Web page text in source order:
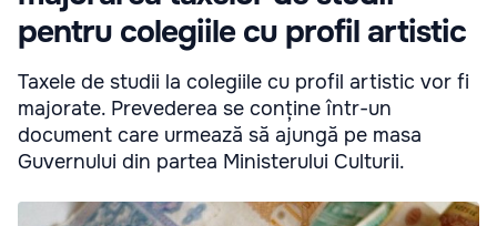
pentru colegiile cu profil artistic
Taxele de studii la colegiile cu profil artistic vor fi
majorate. Prevederea se conține într-un
document care urmează să ajungă pe masa
Guvernului din partea Ministerului Culturii.